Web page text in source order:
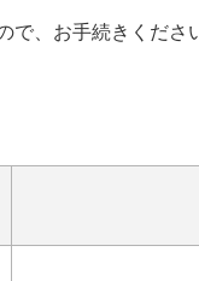
で、お手続きくださ